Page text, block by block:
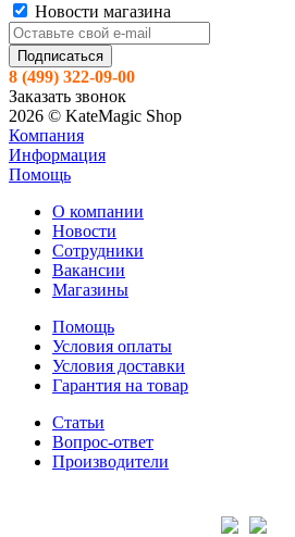
Новости магазина
8 (499) 322-09-00
Заказать звонок
2026 © KateMagic Shop
Компания
Информация
Помощь
О компании
Новости
Сотрудники
Вакансии
Магазины
Помощь
Условия оплаты
Условия доставки
Гарантия на товар
Статьи
Вопрос-ответ
Производители